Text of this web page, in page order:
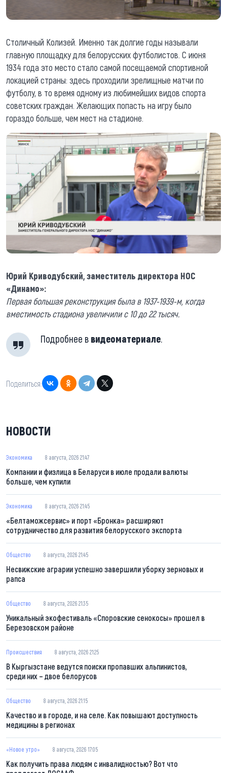
Столичный Колизей. Именно так долгие годы называли
главную площадку для белорусских футболистов. С июня
1934 года это место стало самой посещаемой спортивной
локацией страны: здесь проходили зрелищные матчи по
футболу, в то время одному из любимейших видов спорта
советских граждан. Желающих попасть на игру было
гораздо больше, чем мест на стадионе.
Юрий Криводубский, заместитель директора НОС
«Динамо»:
Первая большая реконструкция была в 1937-1939-м, когда
вместимость стадиона увеличили с 10 до 22 тысяч.
Подробнее в видеоматериале.
Поделиться:
НОВОСТИ
Экономика 8 августа, 2026 21:47
Компании и физлица в Беларуси в июле продали валюты
больше, чем купили
Экономика 8 августа, 2026 21:45
«Белтаможсервис» и порт «Бронка» расширяют
сотрудничество для развития белорусского экспорта
Общество 8 августа, 2026 21:45
Несвижские аграрии успешно завершили уборку зерновых и
рапса
Общество 8 августа, 2026 21:35
Уникальный экофестиваль «Споровские сенокосы» прошел в
Березовском районе
Происшествия 8 августа, 2026 21:25
В Кыргызстане ведутся поиски пропавших альпинистов,
среди них – двое белорусов
Общество 8 августа, 2026 21:15
Качество и в городе, и на селе. Как повышают доступность
медицины в регионах
«Новое утро» 8 августа, 2026 17:05
Как получить права людям с инвалидностью? Вот что